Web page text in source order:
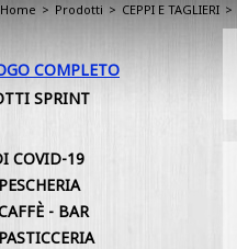
Home > Prodotti > CEPPI E TAGLIERI >
COMPLETO
SPRINT
COVID-19
- BAR